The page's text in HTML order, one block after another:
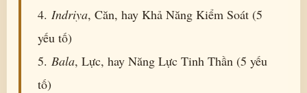
4. Indriya, Căn, hay Khả Năng Kiểm Soát (5
yếu tố)
5. Bala, Lực, hay Năng Lực Tinh Thần (5 yếu
tố)